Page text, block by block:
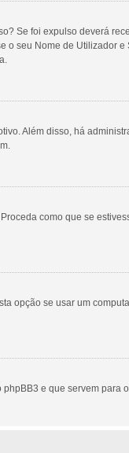
Se foi expulso deverá
seu Nome de Utilizador
Além disso, há
como que se
opção se usar um
e que servem